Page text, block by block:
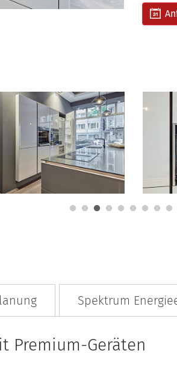
Spektrum
Premium-Geräten